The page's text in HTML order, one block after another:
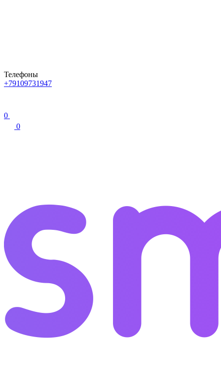
Телефоны
+79109731947
0
0